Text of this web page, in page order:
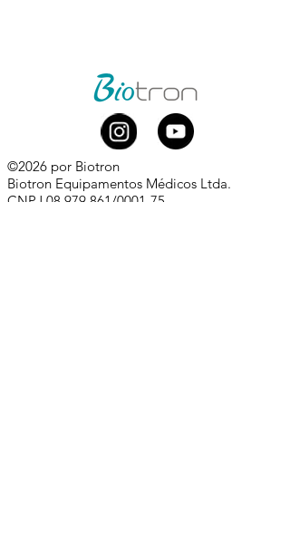
©2026 por Biotron
Biotron Equipamentos Médicos Ltda.
CNPJ 08.979.861 /0001-75